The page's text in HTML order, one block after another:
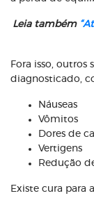
Leia também
Fora isso,
diagnosticado,
Náuseas
Vômitos
Dores de
Vertigens
Redução
Existe cura para a